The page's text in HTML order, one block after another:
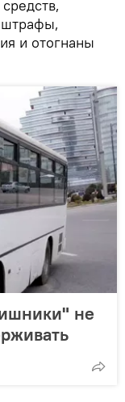
штрафы,
и отогнаны
не